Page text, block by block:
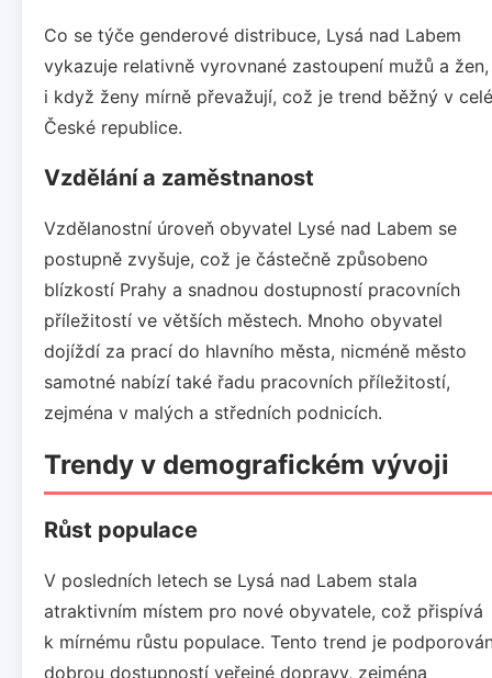
Co se týče genderové distribuce, Lysá nad Labem
vykazuje relativně vyrovnané zastoupení mužů a žen,
i když ženy mírně převažují, což je trend běžný v celé
České republice.
Vzdělání a zaměstnanost
Vzdělanostní úroveň obyvatel Lysé nad Labem se
postupně zvyšuje, což je částečně způsobeno
blízkostí Prahy a snadnou dostupností pracovních
příležitostí ve větších městech. Mnoho obyvatel
dojíždí za prací do hlavního města, nicméně město
samotné nabízí také řadu pracovních příležitostí,
zejména v malých a středních podnicích.
Trendy v demografickém vývoji
Růst populace
V posledních letech se Lysá nad Labem stala
atraktivním místem pro nové obyvatele, což přispívá
k mírnému růstu populace. Tento trend je
dobrou dostupností veřejné dopravy, zejména